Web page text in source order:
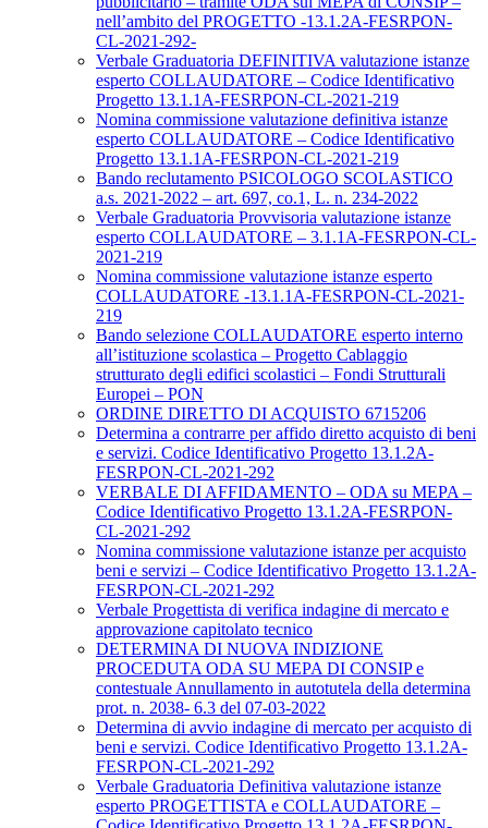
nell’ambito del PROGETTO -13.1.2A-FESRPON-
CL-2021-292-
Verbale Graduatoria DEFINITIVA valutazione istanze
esperto COLLAUDATORE – Codice Identificativo
Progetto 13.1.1A-FESRPON-CL-2021-219
Nomina commissione valutazione definitiva istanze
esperto COLLAUDATORE – Codice Identificativo
Progetto 13.1.1A-FESRPON-CL-2021-219
Bando reclutamento PSICOLOGO SCOLASTICO
a.s. 2021-2022 – art. 697, co.1, L. n. 234-2022
Verbale Graduatoria Provvisoria valutazione istanze
esperto COLLAUDATORE – 3.1.1A-FESRPON-CL-
2021-219
Nomina commissione valutazione istanze esperto
COLLAUDATORE -13.1.1A-FESRPON-CL-2021-
219
Bando selezione COLLAUDATORE esperto interno
all’istituzione scolastica – Progetto Cablaggio
strutturato degli edifici scolastici – Fondi Strutturali
Europei – PON
ORDINE DIRETTO DI ACQUISTO 6715206
Determina a contrarre per affido diretto acquisto di beni
e servizi. Codice Identificativo Progetto 13.1.2A-
FESRPON-CL-2021-292
VERBALE DI AFFIDAMENTO – ODA su MEPA –
Codice Identificativo Progetto 13.1.2A-FESRPON-
CL-2021-292
Nomina commissione valutazione istanze per acquisto
beni e servizi – Codice Identificativo Progetto 13.1.2A-
FESRPON-CL-2021-292
Verbale Progettista di verifica indagine di mercato e
approvazione capitolato tecnico
DETERMINA DI NUOVA INDIZIONE
PROCEDUTA ODA SU MEPA DI CONSIP e
contestuale Annullamento in autotutela della determina
prot. n. 2038- 6.3 del 07-03-2022
Determina di avvio indagine di mercato per acquisto di
beni e servizi. Codice Identificativo Progetto 13.1.2A-
FESRPON-CL-2021-292
Verbale Graduatoria Definitiva valutazione istanze
esperto PROGETTISTA e COLLAUDATORE –